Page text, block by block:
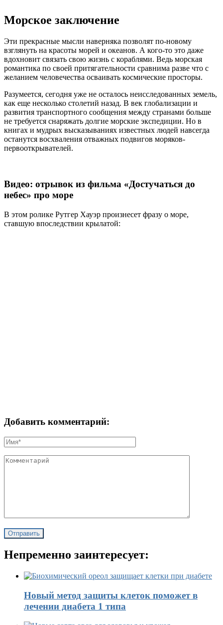
Морское заключение
Эти прекрасные мысли наверняка позволят по-новому
взглянуть на красоты морей и океанов. А кого-то это даже
вдохновит связать свою жизнь с кораблями. Ведь морская
романтика по своей притягательности сравнима разве что с
желанием человечества осваивать космические просторы.
Разумеется, сегодня уже не осталось неисследованных земель,
как еще несколько столетий назад. В век глобализации и
развития транспортного сообщения между странами больше
не требуется снаряжать долгие морские экспедиции. Но в
книгах и мудрых высказываниях известных людей навсегда
останутся восхваления отважных подвигов моряков-
первооткрывателей.
Видео: отрывок из фильма «Достучаться до
небес» про море
В этом ролике Рутгер Хауэр произнесет фразу о море,
ставшую впоследствии крылатой:
Добавить комментарий:
Непременно заинтересует:
Новый метод защиты клеток поможет в
лечении диабета 1 типа